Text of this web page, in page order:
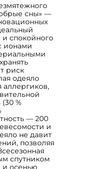
сны» —
и спокойного
ионами
риск
одеяло
%
— 200
и
не давит
позволяя
спутником
и осенью